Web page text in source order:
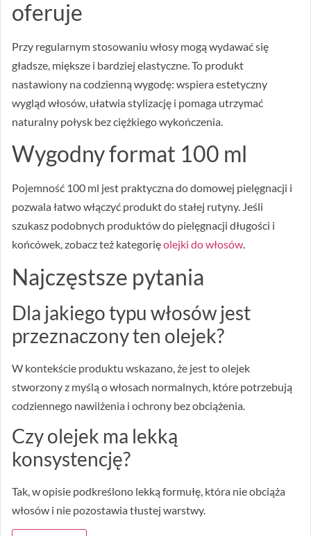
oferuje
Przy regularnym stosowaniu włosy mogą wydawać się
gładsze, miększe i bardziej elastyczne. To produkt
nastawiony na codzienną wygodę: wspiera estetyczny
wygląd włosów, ułatwia stylizację i pomaga utrzymać
naturalny połysk bez ciężkiego wykończenia.
Wygodny format 100 ml
Pojemność 100 ml jest praktyczna do domowej pielęgnacji i
pozwala łatwo włączyć produkt do stałej rutyny. Jeśli
szukasz podobnych produktów do pielęgnacji długości i
końcówek, zobacz też kategorięolejki do włosów.
Najczęstsze pytania
Dla jakiego typu włosów jest
przeznaczony ten olejek?
W kontekście produktu wskazano, że jest to olejek
stworzony z myślą o włosach normalnych, które potrzebują
codziennego nawilżenia i ochrony bez obciążenia.
Czy olejek ma lekką
konsystencję?
Tak, w opisie podkreślono lekką formułę, która nie obciąża
włosów i nie pozostawia tłustej warstwy.